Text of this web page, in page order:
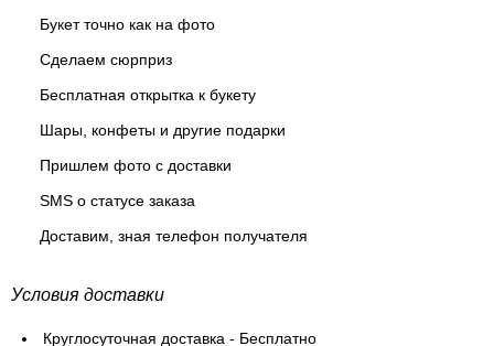
Букет точно как на фото
Сделаем сюрприз
Бесплатная открытка к букету
Шары, конфеты и другие подарки
Пришлем фото с доставки
SMS о статусе заказа
Доставим, зная телефон получателя
Условия доставки
Круглосуточная доставка - Бесплатно